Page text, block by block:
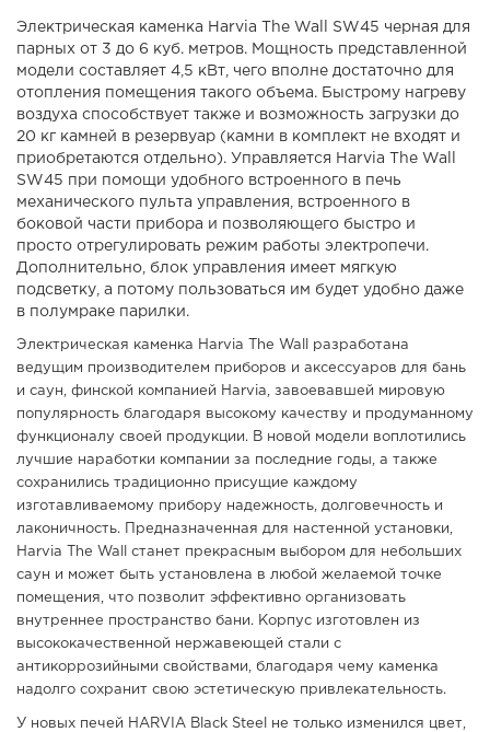
Электрическая каменка Harvia The Wall SW45 черная для
парных от 3 до 6 куб. метров. Мощность представленной
модели составляет 4,5 кВт, чего вполне достаточно для
отопления помещения такого объема. Быстрому нагреву
воздуха способствует также и возможность загрузки до
20 кг камней в резервуар (камни в комплект не входят и
приобретаются отдельно). Управляется Harvia The Wall
SW45 при помощи удобного встроенного в печь
механического пульта управления, встроенного в
боковой части прибора и позволяющего быстро и
просто отрегулировать режим работы электропечи.
Дополнительно, блок управления имеет мягкую
подсветку, а потому пользоваться им будет удобно даже
в полумраке парилки.
Электрическая каменка Harvia The Wall разработана
ведущим производителем приборов и аксессуаров для бань
и саун, финской компанией Harvia, завоевавшей мировую
популярность благодаря высокому качеству и продуманному
функционалу своей продукции. В новой модели воплотились
лучшие наработки компании за последние годы, а также
сохранились традиционно присущие каждому
изготавливаемому прибору надежность, долговечность и
лаконичность. Предназначенная для настенной установки,
Harvia The Wall станет прекрасным выбором для небольших
саун и может быть установлена в любой желаемой точке
помещения, что позволит эффективно организовать
внутреннее пространство бани. Корпус изготовлен из
высококачественной нержавеющей стали с
антикоррозийными свойствами, благодаря чему каменка
надолго сохранит свою эстетическую привлекательность.
У новых печей HARVIA Black Steel не только изменился цвет,